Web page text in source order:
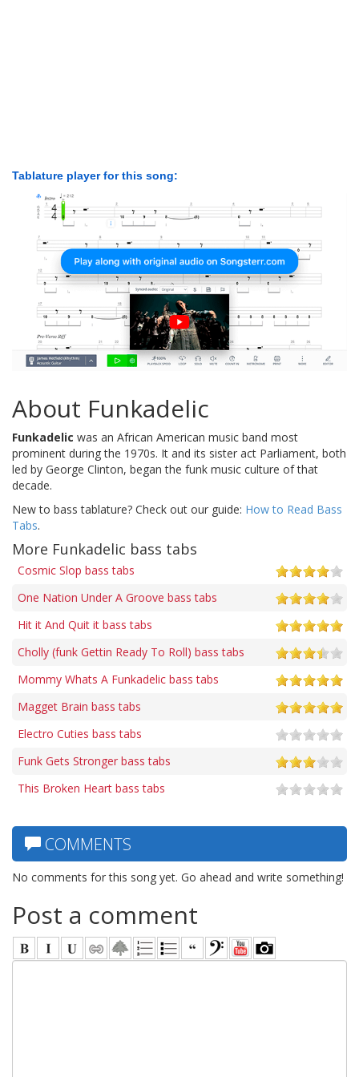
Tablature player for this song:
About Funkadelic
Funkadelic was an African American music band most
prominent during the 1970s. It and its sister act Parliament, both
led by George Clinton, began the funk music culture of that
decade.
New to bass tablature? Check out our guide: How to Read Bass
Tabs.
More Funkadelic bass tabs
Cosmic Slop bass tabs
One Nation Under A Groove bass tabs
Hit it And Quit it bass tabs
Cholly (funk Gettin Ready To Roll) bass tabs
Mommy Whats A Funkadelic bass tabs
Magget Brain bass tabs
Electro Cuties bass tabs
Funk Gets Stronger bass tabs
This Broken Heart bass tabs
COMMENTS
No comments for this song yet. Go ahead and write something!
Post a comment